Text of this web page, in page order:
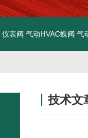
仪表阀 气动HVAC蝶阀 气
技术文